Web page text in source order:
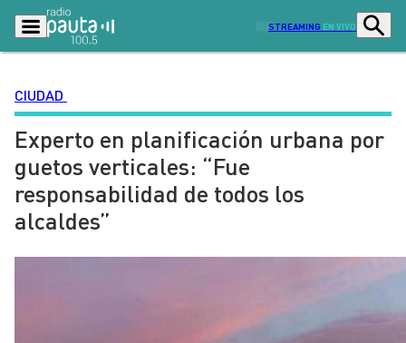
STREAMING EN VIVO
Podcasts Programas
Lo Último
Ciudad
Deportes
Entretención y Cultura Opinión
CIUDAD
Experto en planificación urbana por
guetos verticales: “Fue
responsabilidad de todos los
alcaldes”